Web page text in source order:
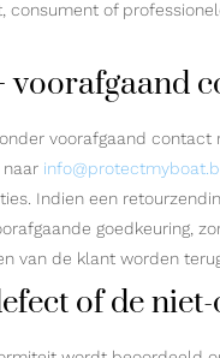
consument of
voorafgaand
voorafgaand
Indien een
goedkeuring,
van de klant worden
of de